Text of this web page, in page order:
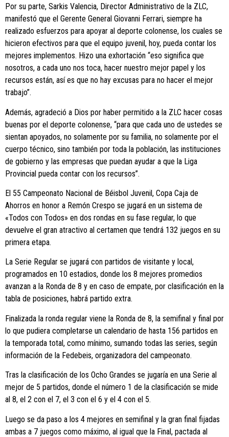
Por su parte, Sarkis Valencia, Director Administrativo de la ZLC,
manifestó que el Gerente General Giovanni Ferrari, siempre ha
realizado esfuerzos para apoyar al deporte colonense, los cuales se
hicieron efectivos para que el equipo juvenil, hoy, pueda contar los
mejores implementos. Hizo una exhortación “eso significa que
nosotros, a cada uno nos toca, hacer nuestro mejor papel y los
recursos están, así es que no hay excusas para no hacer el mejor
trabajo”.
Además, agradeció a Dios por haber permitido a la ZLC hacer cosas
buenas por el deporte colonense, “para que cada uno de ustedes se
sientan apoyados, no solamente por su familia, no solamente por el
cuerpo técnico, sino también por toda la población, las instituciones
de gobierno y las empresas que puedan ayudar a que la Liga
Provincial pueda contar con los recursos”.
El 55 Campeonato Nacional de Béisbol Juvenil, Copa Caja de
Ahorros en honor a Remón Crespo se jugará en un sistema de
«Todos con Todos» en dos rondas en su fase regular, lo que
devuelve el gran atractivo al certamen que tendrá 132 juegos en su
primera etapa.
La Serie Regular se jugará con partidos de visitante y local,
programados en 10 estadios, donde los 8 mejores promedios
avanzan a la Ronda de 8 y en caso de empate, por clasificación en la
tabla de posiciones, habrá partido extra.
Finalizada la ronda regular viene la Ronda de 8, la semifinal y final por
lo que pudiera completarse un calendario de hasta 156 partidos en
la temporada total, como mínimo, sumando todas las series, según
información de la Fedebeis, organizadora del campeonato.
Tras la clasificación de los Ocho Grandes se jugaría en una Serie al
mejor de 5 partidos, donde el número 1 de la clasificación se mide
al 8, el 2 con el 7, el 3 con el 6 y el 4 con el 5.
Luego se da paso a los 4 mejores en semifinal y la gran final fijadas
ambas a 7 juegos como máximo, al igual que la Final, pactada al